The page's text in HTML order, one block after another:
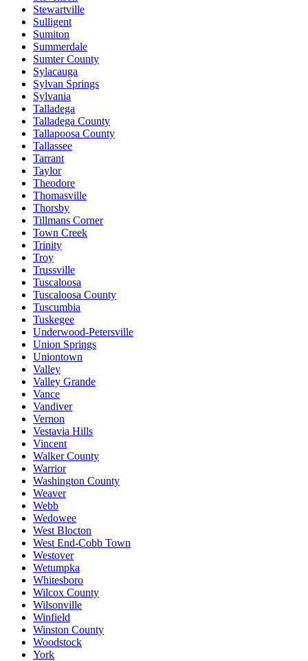
Stewartville
Sulligent
Sumiton
Summerdale
Sumter County
Sylacauga
Sylvan Springs
Sylvania
Talladega
Talladega County
Tallapoosa County
Tallassee
Tarrant
Taylor
Theodore
Thomasville
Thorsby
Tillmans Corner
Town Creek
Trinity
Troy
Trussville
Tuscaloosa
Tuscaloosa County
Tuscumbia
Tuskegee
Underwood-Petersville
Union Springs
Uniontown
Valley
Valley Grande
Vance
Vandiver
Vernon
Vestavia Hills
Vincent
Walker County
Warrior
Washington County
Weaver
Webb
Wedowee
West Blocton
West End-Cobb Town
Westover
Wetumpka
Whitesboro
Wilcox County
Wilsonville
Winfield
Winston County
Woodstock
York